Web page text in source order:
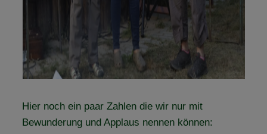
Hier noch ein paar Zahlen die wir nur mit
Bewunderung und Applaus nennen können: